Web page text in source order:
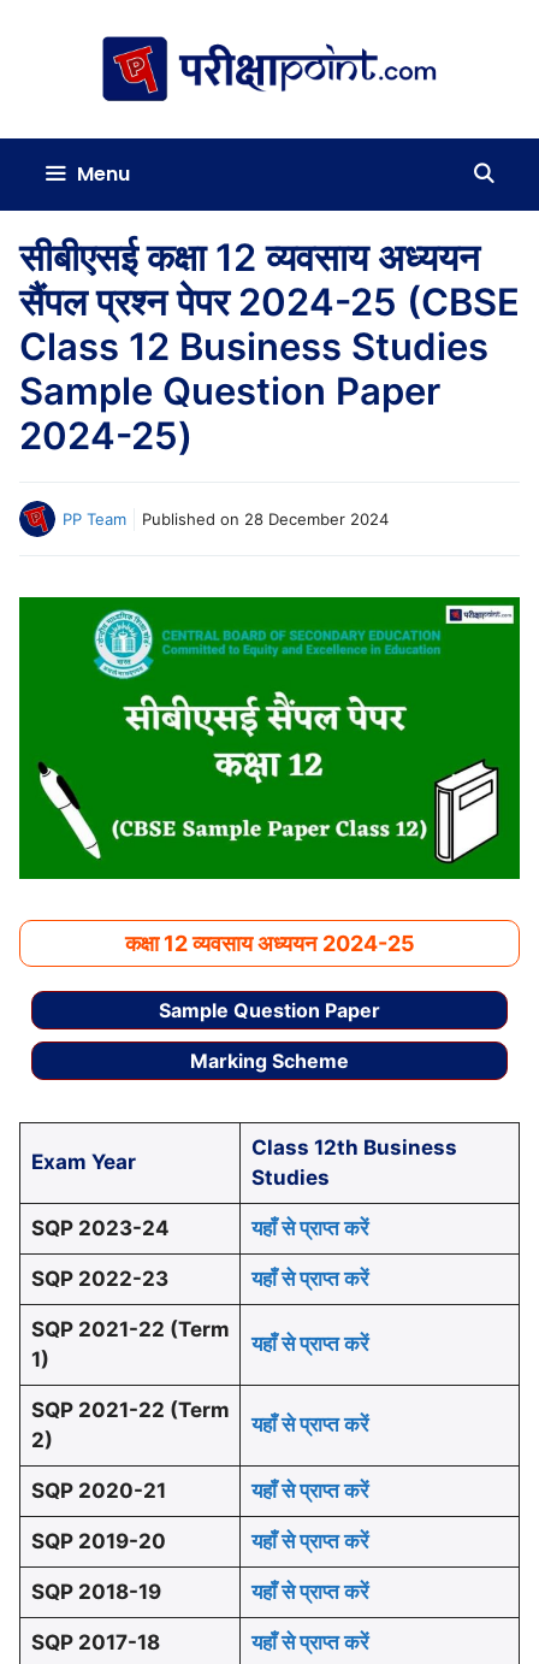
Menu
सीबीएसई कक्षा 12 व्यवसाय अध्ययन
सैंपल प्रश्न पेपर 2024-25 (CBSE
Class 12 Business Studies
Sample Question Paper
2024-25)
PP Team Published on 28 December 2024
कक्षा 12 व्यवसाय अध्ययन 2024-25
Sample Question Paper
Marking Scheme
Exam Year
Class 12th Business
Studies
SQP 2023-24 यहाँ से प्राप्त करें
SQP2022-23 यहाँ से प्राप्त करें
SQP2021-22 (Term
1)
यहाँ से प्राप्त करें
SQP2021-22 (Term
2)
यहाँ से प्राप्त करें
SQP 2020-21 यहाँ से प्राप्त करें
SQP 2019-20 यहाँ से प्राप्त करें
SQP 2018-19 यहाँ से प्राप्त करें
SQP 2017-18 यहाँ से प्राप्त करें